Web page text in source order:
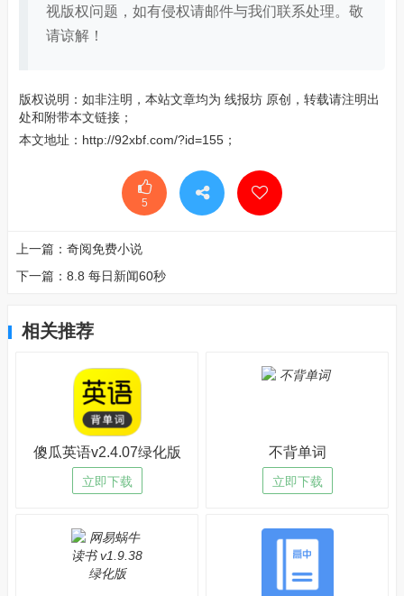
视版权问题，如有侵权请邮件与我们联系处理。敬
请谅解！
版权说明：如非注明，本站文章均为 线报坊 原创，转载请注明出
处和附带本文链接；
本文地址： http://92xbf.com/?id=155 ；
5
上一篇： 奇阅免费小说
下一篇： 8.8 每日新闻60秒
相关推荐
傻瓜英语v2.4.07绿化版
立即下载
不背单词
立即下载